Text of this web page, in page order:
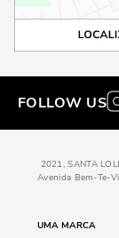
FOLLOW US
2021, SANTA
Avenida Bem-Te-
UMA MARCA